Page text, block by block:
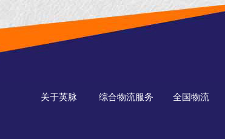
关于英脉 综合物流服务 全国物流